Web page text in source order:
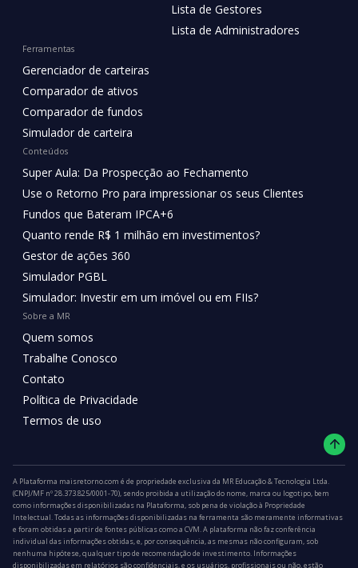
Lista de Gestores
Lista de Administradores
Ferramentas
Gerenciador de carteiras
Comparador de ativos
Comparador de fundos
Simulador de carteira
Conteúdos
Super Aula: Da Prospecção ao Fechamento
Use o Retorno Pro para impressionar os seus Clientes
Fundos que Bateram IPCA+6
Quanto rende R$ 1 milhão em investimentos?
Gestor de ações 360
Simulador PGBL
Simulador: Investir em um imóvel ou em FIIs?
Sobre a MR
Quem somos
Trabalhe Conosco
Contato
Política de Privacidade
Termos de uso
A Plataforma maisretorno.com é de propriedade exclusiva da MR Educação & Tecnologia Ltda.
(CNPJ/MF nº 28.373.825/0001-70), sendo proibida a utilização do nome, marca ou logotipo, bem
como informações disponibilizadas na Plataforma, sob pena de violação à Propriedade
Intelectual. Todas as informações disponibilizadas na ferramenta são meramente informativas
e foram obtidas a partir de fontes públicas como a CVM. A plataforma não faz conferência
individual das informações obtidas, e, por consequência, as mesmas não configuram, sob
nenhuma hipótese, qualquer tipo de recomendação de investimento. Informações
disponibilizadas em relatórios são confidenciais, e os usuários, profissionais ou não, estão